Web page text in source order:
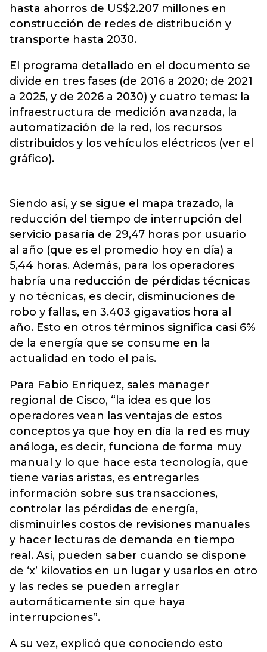
hasta ahorros de US$2.207 millones en
construcción de redes de distribución y
transporte hasta 2030.
El programa detallado en el documento se
divide en tres fases (de 2016 a 2020; de 2021
a 2025, y de 2026 a 2030) y cuatro temas: la
infraestructura de medición avanzada, la
automatización de la red, los recursos
distribuidos y los vehículos eléctricos (ver el
gráfico).
Siendo así, y se sigue el mapa trazado, la
reducción del tiempo de interrupción del
servicio pasaría de 29,47 horas por usuario
al año (que es el promedio hoy en día) a
5,44 horas. Además, para los operadores
habría una reducción de pérdidas técnicas
y no técnicas, es decir, disminuciones de
robo y fallas, en 3.403 gigavatios hora al
año. Esto en otros términos significa casi 6%
de la energía que se consume en la
actualidad en todo el país.
Para Fabio Enriquez, sales manager
regional de Cisco, “la idea es que los
operadores vean las ventajas de estos
conceptos ya que hoy en día la red es muy
análoga, es decir, funciona de forma muy
manual y lo que hace esta tecnología, que
tiene varias aristas, es entregarles
información sobre sus transacciones,
controlar las pérdidas de energía,
disminuirles costos de revisiones manuales
y hacer lecturas de demanda en tiempo
real. Así, pueden saber cuando se dispone
de ‘x’ kilovatios en un lugar y usarlos en otro
y las redes se pueden arreglar
automáticamente sin que haya
interrupciones”.
A su vez, explicó que conociendo esto